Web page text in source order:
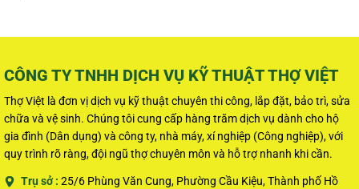
CÔNG TY TNHH DỊCH VỤ KỸ THUẬT THỢ VIỆT
Thợ Việt là đơn vị dịch vụ kỹ thuật chuyên thi công, lắp đặt, bảo trì, sửa
chữa và vệ sinh. Chúng tôi cung cấp hàng trăm dịch vụ dành cho hộ
gia đình (Dân dụng) và công ty, nhà máy, xí nghiệp (Công nghiệp), với
quy trình rõ ràng, đội ngũ thợ chuyên môn và hỗ trợ nhanh khi cần.
Trụ sở : 25/6 Phùng Văn Cung, Phường Cầu Kiệu, Thành phố Hồ